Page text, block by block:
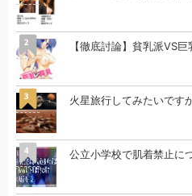
2 【徹底討論】貧乳派VS巨
3 火星旅行してみたいです
4 公立小学校で肌着禁止に